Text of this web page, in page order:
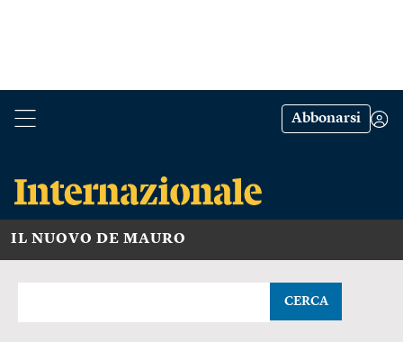
Abbonarsi
IL NUOVO DE MAURO
CERCA